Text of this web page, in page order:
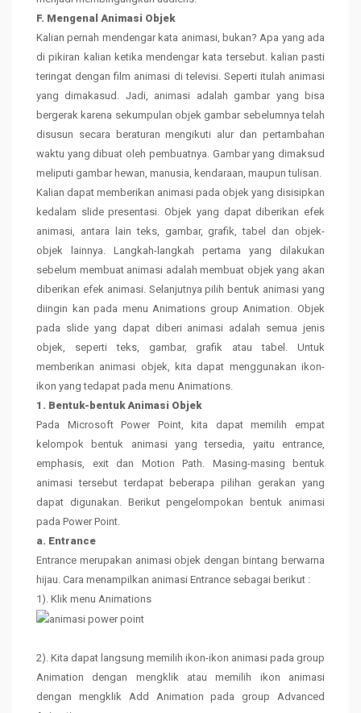
F. Mengenal Animasi Objek
Kalian pernah mendengar kata animasi, bukan? Apa yang ada
di pikiran kalian ketika mendengar kata tersebut. kalian pasti
teringat dengan film animasi di televisi. Seperti itulah animasi
yang dimakasud. Jadi, animasi adalah gambar yang bisa
bergerak karena sekumpulan objek gambar sebelumnya telah
disusun secara beraturan mengikuti alur dan pertambahan
waktu yang dibuat oleh pembuatnya. Gambar yang dimaksud
meliputi gambar hewan, manusia, kendaraan, maupun tulisan.
Kalian dapat memberikan animasi pada objek yang disisipkan
kedalam slide presentasi. Objek yang dapat diberikan efek
animasi, antara lain teks, gambar, grafik, tabel dan objek-
objek lainnya. Langkah-langkah pertama yang dilakukan
sebelum membuat animasi adalah membuat objek yang akan
diberikan efek animasi. Selanjutnya pilih bentuk animasi yang
diingin kan pada menu Animations group Animation. Objek
pada slide yang dapat diberi animasi adalah semua jenis
objek, seperti teks, gambar, grafik atau tabel. Untuk
memberikan animasi objek, kita dapat menggunakan ikon-
ikon yang tedapat pada menu Animations.
1. Bentuk-bentuk Animasi Objek
Pada Microsoft Power Point, kita dapat memilih empat
kelompok bentuk animasi yang tersedia, yaitu entrance,
emphasis, exit dan Motion Path. Masing-masing bentuk
animasi tersebut terdapat beberapa pilihan gerakan yang
dapat digunakan. Berikut pengelompokan bentuk animasi
pada Power Point.
a. Entrance
Entrance merupakan animasi objek dengan bintang berwarna
hijau. Cara menampilkan animasi Entrance sebagai berikut :
1). Klik menu Animations
2). Kita dapat langsung memilih ikon-ikon animasi pada group
Animation dengan mengklik atau memilih ikon animasi
dengan mengklik Add Animation pada group Advanced